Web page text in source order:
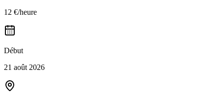
12 €/heure
Début
21 août 2026